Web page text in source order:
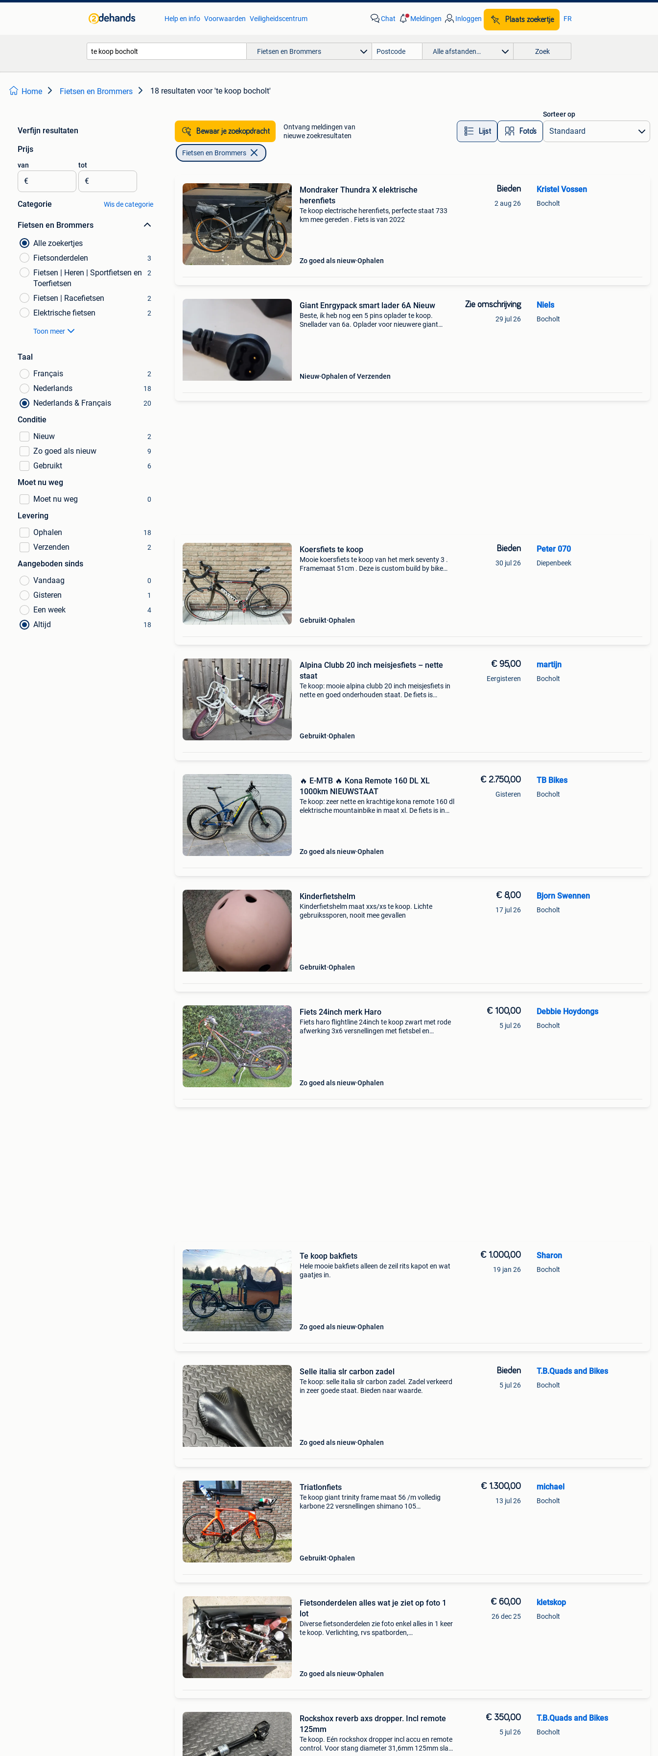
Help en info Voorwaarden Veiligheidscentrum Chat Meldingen Inloggen Plaats zoekertje FR
Fietsen en Brommers Alle afstanden… Zoek
Home Fietsen en Brommers 18 resultaten voor 'te koop bocholt'
Verfijn resultaten
Prijs
van
€
tot
€
Categorie Wis de categorie
Fietsen en Brommers
Alle zoekertjes
Fietsonderdelen
3
Fietsen | Heren | Sportfietsen en
Toerfietsen
2
Fietsen | Racefietsen 2
Elektrische fietsen 2
Toon meer
Taal
Français
2
Nederlands 18
Nederlands & Français 20
Conditie
Nieuw
2
Zo goed als nieuw 9
Gebruikt 6
Moet nu weg
Moet nu weg
0
Levering
Ophalen
18
Verzenden 2
Aangeboden sinds
Vandaag
0
Gisteren 1
Een week 4
Altijd 18
Bewaar je zoekopdracht
Ontvang meldingen van
nieuwe zoekresultaten
Lijst Foto’s
Sorteer op
Fietsen en Brommers
Mondraker Thundra X elektrische
herenfiets
Te koop electrische herenfiets, perfecte staat 733
km mee gereden . Fiets is van 2022
Zo goed als nieuw Ophalen
Bieden
2 aug 26
Kristel Vossen
Bocholt
Giant Enrgypack smart lader 6A Nieuw
Beste, ik heb nog een 5 pins oplader te koop.
Snellader van 6a. Oplader voor nieuwere giant
Nieuw Ophalen of Verzenden
Zie omschrijving
29 jul 26
Niels
Bocholt
Koersfiets te koop
Mooie koersfiets te koop van het merk seventy 3 .
Framemaat 51cm . Deze is custom build by bike
Gebruikt Ophalen
Bieden
30 jul 26
Peter 070
Diepenbeek
Alpina Clubb 20 inch meisjesfiets – nette
staat
Te koop: mooie alpina clubb 20 inch meisjesfiets in
nette en goed onderhouden staat. De fiets is
Gebruikt Ophalen
€ 95,00
Eergisteren
martijn
Bocholt
🔥 E-MTB 🔥 Kona Remote 160 DL XL
1000km NIEUWSTAAT
Te koop: zeer nette en krachtige kona remote 160 dl
elektrische mountainbike in maat xl. De fiets is in
Zo goed als nieuw Ophalen
€ 2.750,00
Gisteren
TB Bikes
Bocholt
Kinderfietshelm
Kinderfietshelm maat xxs/xs te koop. Lichte
gebruikssporen, nooit mee gevallen
Gebruikt Ophalen
€ 8,00
17 jul 26
Bjorn Swennen
Bocholt
Fiets 24inch merk Haro
Fiets haro flightline 24inch te koop zwart met rode
afwerking 3x6 versnellingen met fietsbel en
Zo goed als nieuw Ophalen
€ 100,00
5 jul 26
Debbie Hoydongs
Bocholt
Te koop bakfiets
Hele mooie bakfiets alleen de zeil rits kapot en wat
gaatjes in.
Zo goed als nieuw Ophalen
€ 1.000,00
19 jan 26
Sharon
Bocholt
Selle italia slr carbon zadel
Te koop: selle italia slr carbon zadel. Zadel verkeerd
in zeer goede staat. Bieden naar waarde.
Zo goed als nieuw Ophalen
Bieden
5 jul 26
T.B.Quads and Bikes
Bocholt
Triatlonfiets
Te koop giant trinity frame maat 56 /m volledig
karbone 22 versnellingen shimano 105
Gebruikt Ophalen
€ 1.300,00
13 jul 26
michael
Bocholt
Fietsonderdelen alles wat je ziet op foto 1
lot
Diverse fietsonderdelen zie foto enkel alles in 1 keer
te koop. Verlichting, rvs spatborden,
Zo goed als nieuw Ophalen
€ 60,00
26 dec 25
kletskop
Bocholt
Rockshox reverb axs dropper. Incl remote
125mm
Te koop. Eén rockshox dropper incl accu en remote
control. Voor stang diameter 31,6mm 125mm slag.
€ 350,00
5 jul 26
T.B.Quads and Bikes
Bocholt